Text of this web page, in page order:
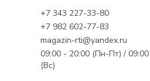
+7 343 227-33-80
+7 982 602-77-83
magazin-rti@yandex.ru
09:00 - 20:00 (Пн-Пт) /
(Вс)